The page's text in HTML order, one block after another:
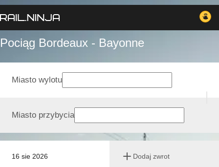
Pociąg Bordeaux - Bayonne
16 sie 2026 Dodaj zwrot
Miasto wylotu
Miasto przybycia